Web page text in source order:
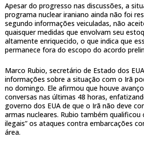
Apesar do progresso nas discussões, a
programa nuclear iraniano ainda não foi
segundo informações veiculadas, não
quaisquer medidas que envolvam seu
altamente enriquecido, o que indica que
permanece fora do escopo do acordo
Marco Rubio, secretário de Estado dos
informações sobre a situação com o Irã
no domingo. Ele afirmou que houve
conversas nas últimas 48 horas,
governo dos EUA de que o Irã não deve
armas nucleares. Rubio também
ilegais” os ataques contra embarcações
área.